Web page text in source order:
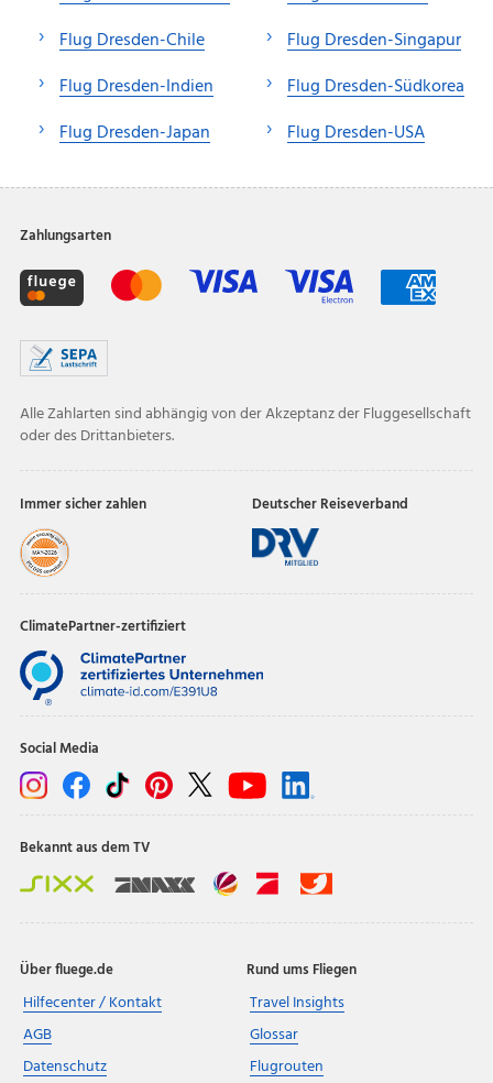
Flug Dresden-Chile
Flug Dresden-Indien
Flug Dresden-Japan
Flug Dresden-Singapur
Flug Dresden-Südkorea
Flug Dresden-USA